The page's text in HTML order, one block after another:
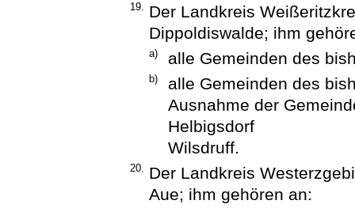
19. Der Landkreis
Dippoldiswalde; ihm
a) alle Gemeinden des
b)
alle Gemeinden des
Ausnahme der
Helbigsdorf
Wilsdruff.
20. Der Landkreis
Aue; ihm gehören an: